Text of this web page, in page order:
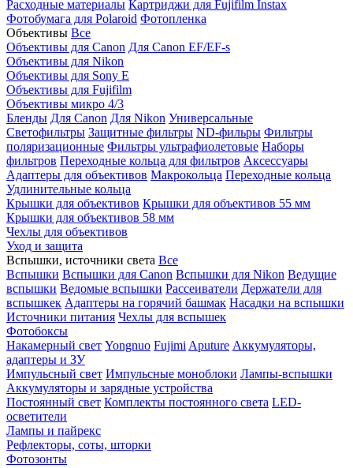
Расходные материалы Картриджи для Fujifilm Instax
Фотобумага для Polaroid Фотопленка
Объективы Все
Объективы для Canon Для Canon EF/EF-s
Объективы для Nikon
Объективы для Sony E
Объективы для Fujifilm
Объективы микро 4/3
Бленды Для Canon Для Nikon Универсальные
Светофильтры Защитные фильтры ND-фильры Фильтры
поляризационные Фильтры ультрафиолетовые Наборы
фильтров Переходные кольца для фильтров Аксессуары
Адаптеры для объективов Макрокольца Переходные кольца
Удлинительные кольца
Крышки для объективов Крышки для объективов 55 мм
Крышки для объективов 58 мм
Чехлы для объективов
Уход и защита
Вспышки, источники света Все
Вспышки Вспышки для Canon Вспышки для Nikon Ведущие
вспышки Ведомые вспышки Рассеиватели Держатели для
вспышкек Адаптеры на горячий башмак Насадки на вспышки
Источники питания Чехлы для вспышек
Фотобоксы
Накамерный свет Yongnuo Fujimi Aputure Аккумуляторы,
адаптеры и ЗУ
Импульсный свет Импульсные моноблоки Лампы-вспышки
Аккумуляторы и зарядные устройства
Постоянный свет Комплекты постоянного света LED-
осветители
Лампы и пайрекс
Рефлекторы, соты, шторки
Фотозонты